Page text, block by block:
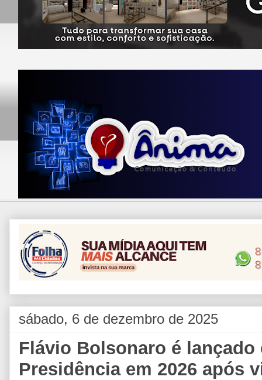
sábado, 6 de dezembro de 2025
Flávio Bolsonaro é
Presidência em 2026 após